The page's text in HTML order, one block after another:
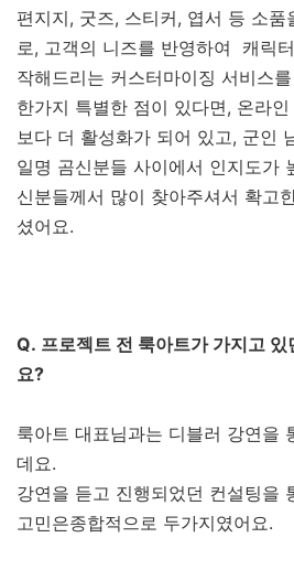
편지지, 굿즈, 스티커, 엽서 등 소
로, 고객의 니즈를 반영하여 캐릭
작해드리는 커스터마이징 서비스
한가지 특별한 점이 있다면, 온라
보다 더 활성화가 되어 있고, 군인
일명 곰신분들 사이에서 인지도가
신분들께서 많이 찾아주셔서 확고
셨어요.
Q. 프로젝트 전 룩아트가 가지고
요?
룩아트 대표님과는 디블러 강연을
데요.
강연을 듣고 진행되었던 컨설팅을
고민은종합적으로 두가지였어요.